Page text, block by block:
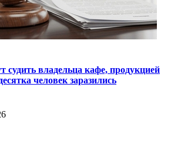
судить владельца кафе, продукцией
человек заразились